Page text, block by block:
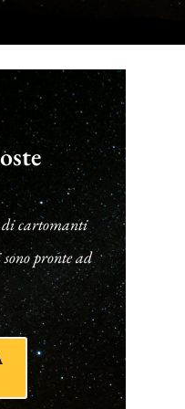
di cartomanti
pronte ad